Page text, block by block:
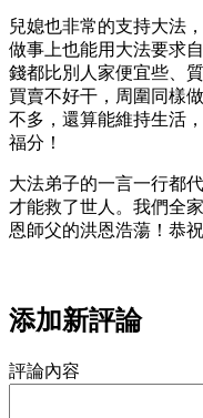
兒媳也非常的支持大法
做事上也能用大法要求
錢都比別人家便宜些、
買賣不好干，周圍同樣
不多，還算能維持生活
福分！
大法弟子的一言一行都
才能救了世人。我們全
恩師父的洪恩浩蕩！恭
添加新評論
評論內容